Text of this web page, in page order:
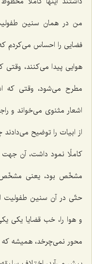
من در همان سنین
فضایی را احساس می‌كردم
هوایی پیدا می‌كنند،
مطرح می‌شود، وقتی كه
اشعار مثنوی می‌خواند و
از ابیات را توضیح
كاملًا نمود داشت، آن
مشخّص بود، یعنی
حتّی در آن سنین طفولیت
و هوا را، خب قضایا یكی
محور نمی‌چرخد، همیشه كه